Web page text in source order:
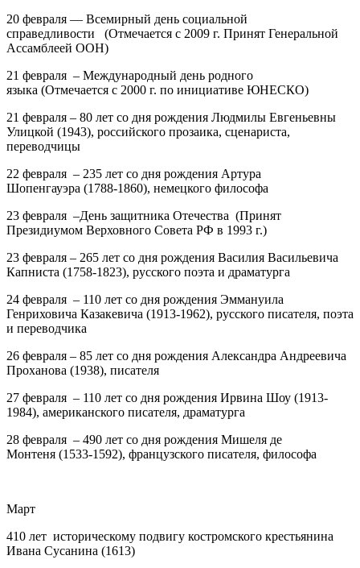
20 февраля — Всемирный день социальной
справедливости (Отмечается с 2009 г. Принят Генеральной
Ассамблеей ООН)
21 февраля – Международный день родного
языка (Отмечается с 2000 г. по инициативе ЮНЕСКО)
21 февраля – 80 лет со дня рождения Людмилы Евгеньевны
Улицкой (1943), российского прозаика, сценариста,
переводчицы
22 февраля – 235 лет со дня рождения Артура
Шопенгауэра (1788-1860), немецкого философа
23 февраля –День защитника Отечества (Принят
Президиумом Верховного Совета РФ в 1993 г.)
23 февраля – 265 лет со дня рождения Василия Васильевича
Капниста (1758-1823), русского поэта и драматурга
24 февраля – 110 лет со дня рождения Эммануила
Генриховича Казакевича (1913-1962), русского писателя, поэта
и переводчика
26 февраля – 85 лет со дня рождения Александра Андреевича
Проханова (1938), писателя
27 февраля – 110 лет со дня рождения Ирвина Шоу (1913-
1984), американского писателя, драматурга
28 февраля – 490 лет со дня рождения Мишеля де
Монтеня (1533-1592), французского писателя, философа
Март
410 лет историческому подвигу костромского крестьянина
Ивана Сусанина (1613)